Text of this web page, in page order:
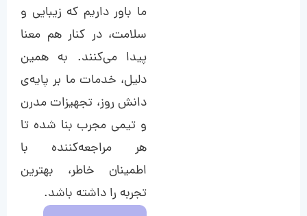
ما باور داریم که زیبایی و
سلامت، در کنار هم معنا
پیدا می‌کنند. به همین
دلیل، خدمات ما بر پایه‌ی
دانش روز، تجهیزات مدرن
و تیمی مجرب بنا شده تا
هر مراجعه‌کننده با
اطمینان خاطر، بهترین
تجربه را داشته باشد.